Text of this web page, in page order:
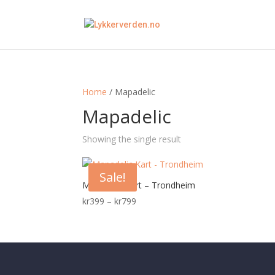
Home / Mapadelic
Mapadelic
Showing the single result
Sale!
Mapadelic Kart – Trondheim
kr399 – kr799
through